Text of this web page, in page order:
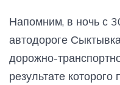
Напомним, в ночь с
автодороге
дорожно-
результате